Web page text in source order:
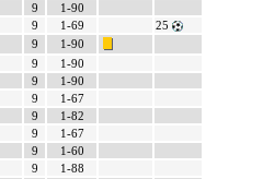
9
1-90
9 1-69
25
9
1-90
9
1-90
9
1-90
9
1-67
9
1-82
9
1-67
9
1-60
9
1-88